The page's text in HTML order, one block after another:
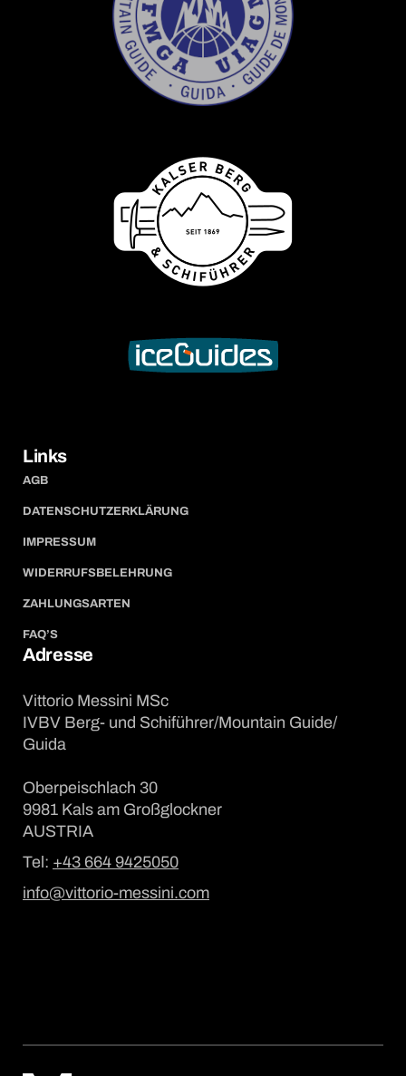
Links
AGB
DATENSCHUTZERKLÄRUNG
IMPRESSUM
WIDERRUFSBELEHRUNG
ZAHLUNGSARTEN
FAQ’S
Adresse
Vittorio Messini MSc
IVBV Berg- und Schiführer/Mountain Guide/
Guida
Oberpeischlach 30
9981 Kals am Großglockner
AUSTRIA
Tel: +43 664 9425050
info@vittorio-messini.com